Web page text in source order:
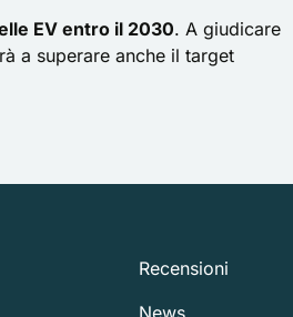
EV entro il 2030. A giudicare
a superare anche il target
Recensioni
News